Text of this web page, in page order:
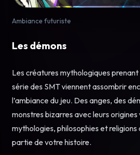
Ambiance futuriste
Les démons
Les créatures mythologiques prenant
série des SMT viennent assombrir
l’ambiance du jeu. Des anges, des
monstres bizarres avec leurs
mythologies, philosophies et
partie de votre histoire.